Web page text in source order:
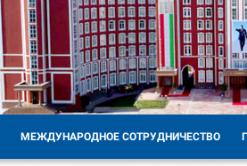
МЕЖДУНАРОДНОЕ СОТРУДНИЧЕСТВО